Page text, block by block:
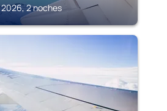
2 noches